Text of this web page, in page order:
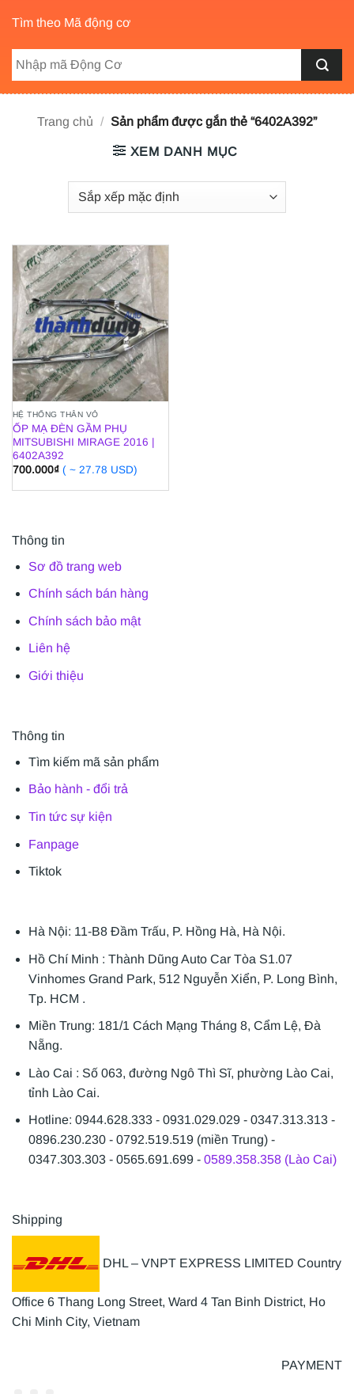
Tìm theo Mã động cơ
Trang chủ / Sản phẩm được gắn thẻ “6402A392”
XEM DANH MỤC
HỆ THỐNG THÂN VỎ
ỐP MẠ ĐÈN GẦM PHỤ
MITSUBISHI MIRAGE 2016 |
6402A392
700.000₫ ( ~ 27.78 USD)
Thông tin
Sơ đồ trang web
Chính sách bán hàng
Chính sách bảo mật
Liên hệ
Giới thiệu
Thông tin
Tìm kiếm mã sản phẩm
Bảo hành - đổi trả
Tin tức sự kiện
Fanpage
Tiktok
Hà Nội: 11-B8 Đầm Trấu, P. Hồng Hà, Hà Nội.
Hồ Chí Minh : Thành Dũng Auto Car Tòa S1.07
Vinhomes Grand Park, 512 Nguyễn Xiển, P. Long Bình,
Tp. HCM .
Miền Trung: 181/1 Cách Mạng Tháng 8, Cẩm Lệ, Đà
Nẵng.
Lào Cai : Số 063, đường Ngô Thì Sĩ, phường Lào Cai,
tỉnh Lào Cai.
Hotline: 0944.628.333 - 0931.029.029 - 0347.313.313 -
0896.230.230 - 0792.519.519 (miền Trung) -
0347.303.303 - 0565.691.699 - 0589.358.358 (Lào Cai)
Shipping
DHL – VNPT EXPRESS LIMITED Country
Office 6 Thang Long Street, Ward 4 Tan Binh District, Ho
Chi Minh City, Vietnam
PAYMENT